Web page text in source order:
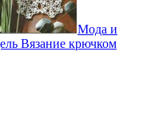
Мода и
Вязание крючком